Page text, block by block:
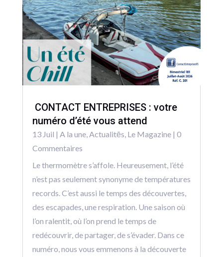
CONTACT ENTREPRISES : votre
numéro d’été vous attend
13 Juil | A la une,Actualitēs, Le Magazine| 0
Commentaires
Le thermomètre s’affole. Heureusement, l’été
n’est pas seulement synonyme de températures
records. C’est aussi le temps des découvertes,
des escapades, une respiration. Une saison où
l’on ralentit, où l’on prend le temps de
redécouvrir, de partager, de s’évader. Dans ce
numéro, nous vous emmenons à la découverte